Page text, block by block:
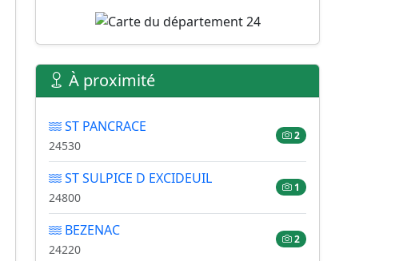
À proximité
ST PANCRACE
24530
2
ST SULPICE D EXCIDEUIL
24800
1
BEZENAC
24220
2